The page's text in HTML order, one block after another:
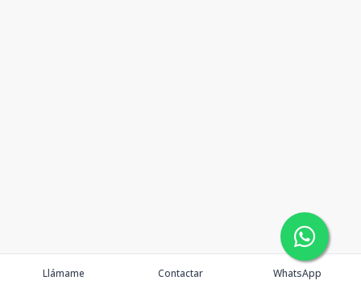
Llámame Contactar WhatsApp